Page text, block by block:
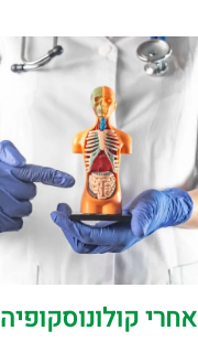
אחרי קולונוסקופיה